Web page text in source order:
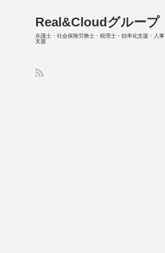
Real&Cloudグループ
弁護士・社会保険労務士・税理士・効率化支援・人事
支援